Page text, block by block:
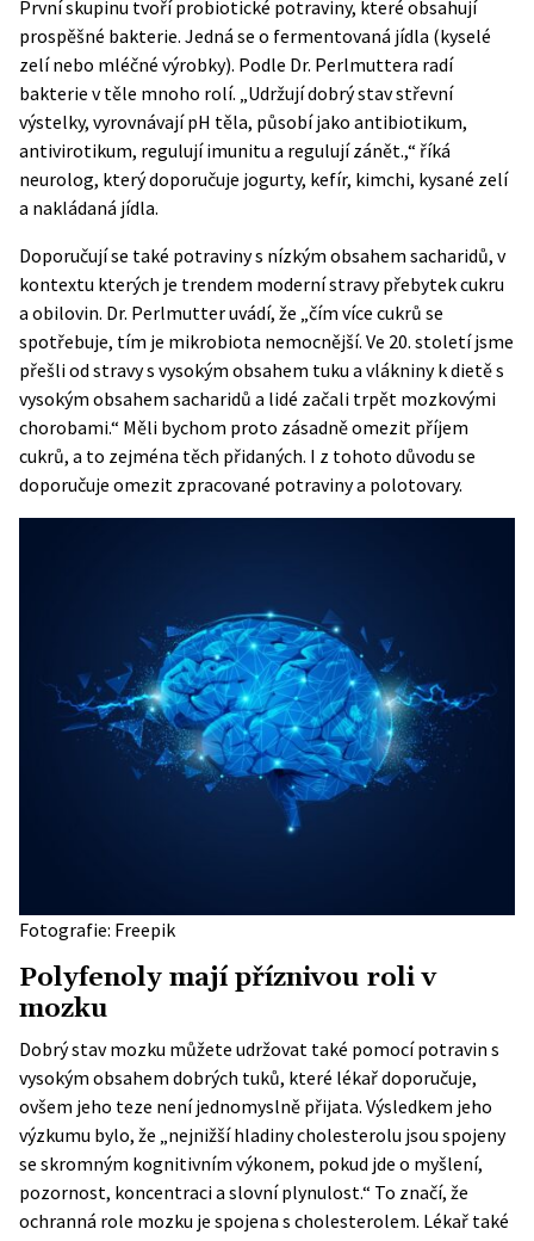
První skupinu tvoří probiotické potraviny, které obsahují
prospěšné bakterie. Jedná se o fermentovaná jídla (kyselé
zelí nebo mléčné výrobky). Podle Dr. Perlmuttera radí
bakterie v těle mnoho rolí. „Udržují dobrý stav střevní
výstelky, vyrovnávají pH těla, působí jako antibiotikum,
antivirotikum, regulují imunitu a regulují zánět.,“ říká
neurolog, který doporučuje jogurty, kefír, kimchi, kysané zelí
a nakládaná jídla.
Doporučují se také potraviny s nízkým obsahem sacharidů, v
kontextu kterých je trendem moderní stravy přebytek cukru
a obilovin. Dr. Perlmutter uvádí, že „čím více cukrů se
spotřebuje, tím je mikrobiota nemocnější. Ve 20. století jsme
přešli od stravy s vysokým obsahem tuku a vlákniny k dietě s
vysokým obsahem sacharidů a lidé začali trpět mozkovými
chorobami.“ Měli bychom proto zásadně omezit příjem
cukrů, a to zejména těch přidaných. I z tohoto důvodu se
doporučuje omezit zpracované potraviny a polotovary.
Fotografie: Freepik
Polyfenoly mají příznivou roli v
mozku
Dobrý stav mozku můžete udržovat také pomocí potravin s
vysokým obsahem dobrých tuků, které lékař doporučuje,
ovšem jeho teze není jednomyslně přijata. Výsledkem jeho
výzkumu bylo, že „nejnižší hladiny cholesterolu jsou spojeny
se skromným kognitivním výkonem, pokud jde o myšlení,
pozornost, koncentraci a slovní plynulost.“ To značí, že
ochranná role mozku je spojena s cholesterolem. Lékař také